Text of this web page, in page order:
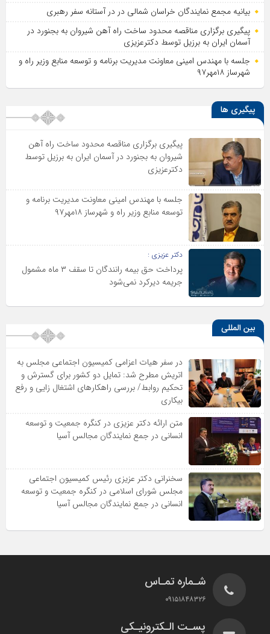
بیانیه مجمع نمایندگان خراسان شمالی در در آستانه سفر رهبری
پیگیری برگزاری مناقصه محدود ساخت راه آهن شیروان به بجنورد در
آسمان ایران به برزیل توسط دکترعزیزی
جلسه با مهندس امینی معاونت مدیریت برنامه و توسعه منابع وزیر راه و
شهرساز ۱۸مهر۹۷
پیگیری ها
پیگیری برگزاری مناقصه محدود ساخت راه آهن
شیروان به بجنورد در آسمان ایران به برزیل توسط
دکترعزیزی
جلسه با مهندس امینی معاونت مدیریت برنامه و
توسعه منابع وزیر راه و شهرساز ۱۸مهر۹۷
دکتر عزیزی :
پرداخت حق بیمه رانندگان تا سقف ۳ ماه مشمول
جریمه دیرکرد نمی‌شود
بین المللی
در سفر هیات اعزامی کمیسیون اجتماعی مجلس به
اتریش مطرح شد: تمایل دو کشور برای گسترش و
تحکیم روابط/ بررسی راهکارهای اشتغال زایی و رفع
بیکاری
متن ارائه دکتر عزیزى در کنگره جمعیت و توسعه
انسانى در جمع نمایندگان مجالس آسیا
سخنرانى دکتر عزیزى رئیس کمیسیون اجتماعى
مجلس شوراى اسلامى در کنگره جمعیت و توسعه
انسانى در جمع نمایندگان مجالس آسیا
شـماره تمـاس
۰۹۱۵۱۸۴۸۳۲۶
پسـت الـکترونیـکی